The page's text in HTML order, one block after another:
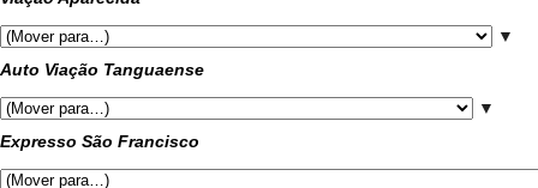
▼
Auto Viação Tanguaense
▼
Expresso São Francisco